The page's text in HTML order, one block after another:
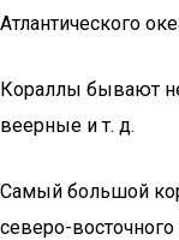
Атлантического
Кораллы бывают
веерные и т. д.
Самый большой
северо-